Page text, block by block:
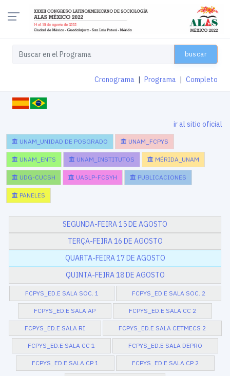
buscar
Cronograma Programa Completo
ir al sitio oficial
UNAM_UNIDAD DE POSGRADO UNAM_FCPYS
UNAM_ENTS UNAM_INSTITUTOS MÉRIDA_UNAM
UDG-CUCSH UASLP-FCSYH PUBLICACIONES
PANELES
SEGUNDA-FEIRA 15 DE AGOSTO
TERÇA-FEIRA 16 DE AGOSTO
QUARTA-FEIRA 17 DE AGOSTO
QUINTA-FEIRA 18 DE AGOSTO
FCPYS_ED.E SALA SOC. 1 FCPYS_ED.E SALA SOC. 2
FCPYS_ED.E SALA AP FCPYS_ED.E SALA CC 2
FCPYS_ED.E SALA RI FCPYS_ED.E SALA CETMECS 2
FCPYS_ED.E SALA CC 1 FCPYS_ED.E SALA DEPRO
FCPYS_ED.E SALA CP 1 FCPYS_ED.E SALA CP 2